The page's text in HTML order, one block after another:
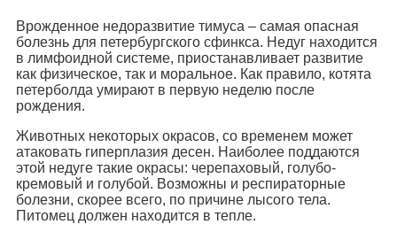
Врожденное недоразвитие тимуса – самая опасная
болезнь для петербургского сфинкса. Недуг находится
в лимфоидной системе, приостанавливает развитие
как физическое, так и моральное. Как правило, котята
петерболда умирают в первую неделю после
рождения.
Животных некоторых окрасов, со временем может
атаковать гиперплазия десен. Наиболее поддаются
этой недуге такие окрасы: черепаховый, голубо-
кремовый и голубой. Возможны и респираторные
болезни, скорее всего, по причине лысого тела.
Питомец должен находится в тепле.